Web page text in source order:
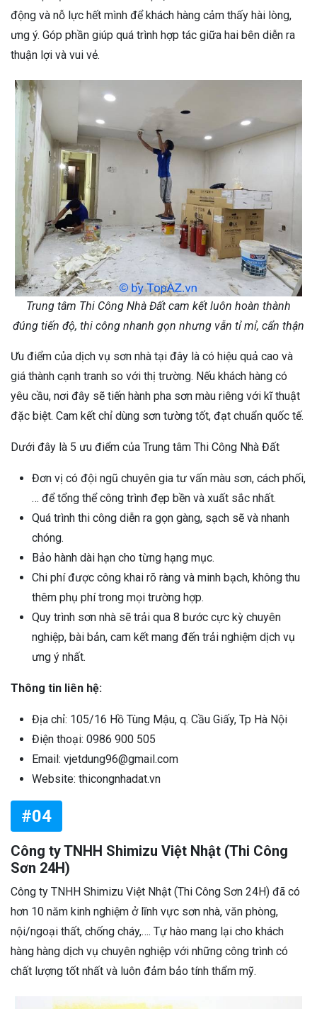
động và nỗ lực hết mình để khách hàng cảm thấy hài lòng,
ưng ý. Góp phần giúp quá trình hợp tác giữa hai bên diễn ra
thuận lợi và vui vẻ.
Trung tâm Thi Công Nhà Đất cam kết luôn hoàn thành
đúng tiến độ, thi công nhanh gọn nhưng vẫn tỉ mỉ, cẩn thận
Ưu điểm của dịch vụ sơn nhà tại đây là có hiệu quả cao và
giá thành cạnh tranh so với thị trường. Nếu khách hàng có
yêu cầu, nơi đây sẽ tiến hành pha sơn màu riêng với kĩ thuật
đặc biệt. Cam kết chỉ dùng sơn tường tốt, đạt chuẩn quốc tế.
Dưới đây là 5 ưu điểm của Trung tâm Thi Công Nhà Đất
Đơn vị có đội ngũ chuyên gia tư vấn màu sơn, cách phối,
… để tổng thể công trình đẹp bền và xuất sắc nhất.
Quá trình thi công diễn ra gọn gàng, sạch sẽ và nhanh
chóng.
Bảo hành dài hạn cho từng hạng mục.
Chi phí được công khai rõ ràng và minh bạch, không thu
thêm phụ phí trong mọi trường hợp.
Quy trình sơn nhà sẽ trải qua 8 bước cực kỳ chuyên
nghiệp, bài bản, cam kết mang đến trải nghiệm dịch vụ
ưng ý nhất.
Thông tin liên hệ:
Địa chỉ: 105/16 Hồ Tùng Mậu, q. Cầu Giấy, Tp Hà Nội
Điện thoại: 0986 900 505
Email: vjetdung96@gmail.com
Website: thicongnhadat.vn
#04
Công ty TNHH Shimizu Việt Nhật (Thi Công
Sơn 24H)
Công ty TNHH Shimizu Việt Nhật (Thi Công Sơn 24H) đã có
hơn 10 năm kinh nghiệm ở lĩnh vực sơn nhà, văn phòng,
nội/ngoại thất, chống cháy,…. Tự hào mang lại cho khách
hàng hàng dịch vụ chuyên nghiệp với những công trình có
chất lượng tốt nhất và luôn đảm bảo tính thẩm mỹ.